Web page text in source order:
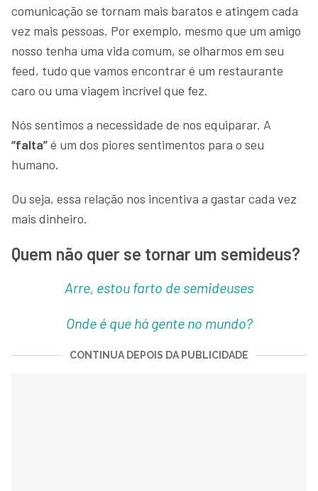
comunicação se tornam mais baratos e atingem cada
vez mais pessoas. Por exemplo, mesmo que um amigo
nosso tenha uma vida comum, se olharmos em seu
feed, tudo que vamos encontrar é um restaurante
caro ou uma viagem incrível que fez.
Nós sentimos a necessidade de nos equiparar. A
“falta”é um dos piores sentimentos para o seu
humano.
Ou seja, essa relação nos incentiva a gastar cada vez
mais dinheiro.
Quem não quer se tornar um semideus?
Arre, estou farto de semideuses
Onde é que há gente no mundo?
CONTINUA DEPOIS DA PUBLICIDADE